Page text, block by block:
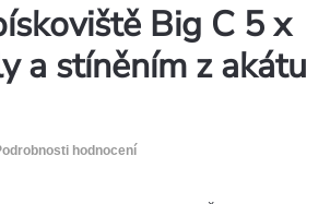
Big C 5 x
a stíněním z akátu
hodnocení